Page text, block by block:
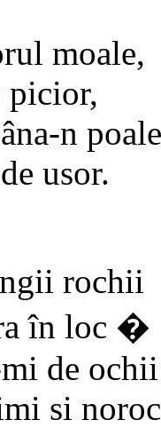
moale,
picior,
n poale
usor.
rochii
în loc �
de ochii
si